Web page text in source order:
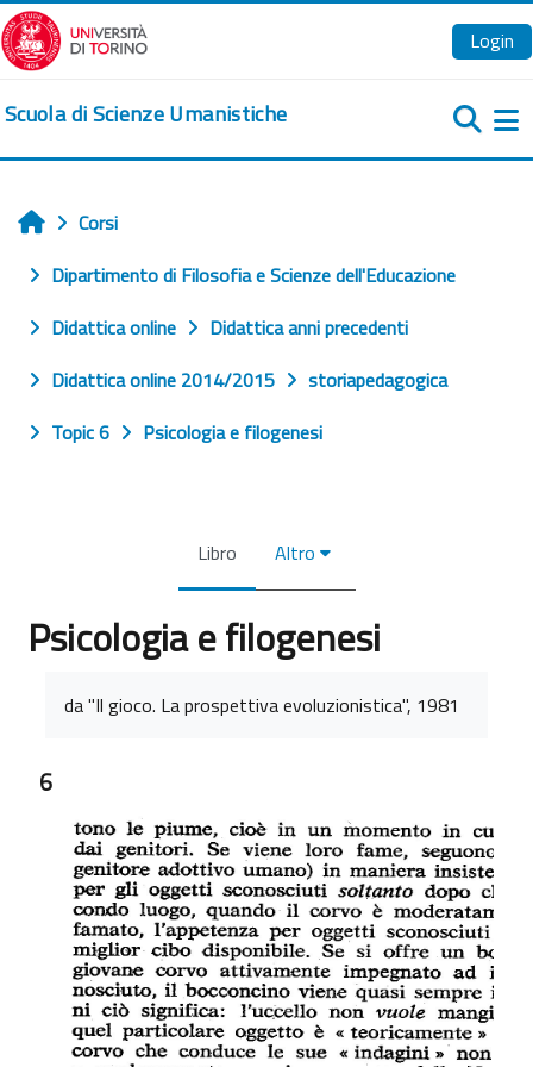
Vai al contenuto principale
Login
Scuola di Scienze Umanistiche
Home
Corsi
Dipartimento di Filosofia e Scienze dell'Educazione
Didattica online
Didattica anni precedenti
Didattica online 2014/2015
storiapedagogica
Topic 6
Psicologia e filogenesi
Libro Altro
Psicologia e filogenesi
da "Il gioco. La prospettiva evoluzionistica", 1981
6